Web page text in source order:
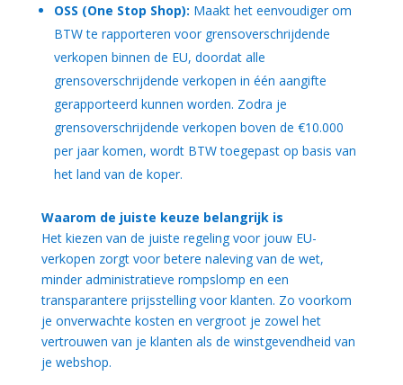
OSS (One Stop Shop): Maakt het eenvoudiger om
BTW te rapporteren voor grensoverschrijdende
verkopen binnen de EU, doordat alle
grensoverschrijdende verkopen in één aangifte
gerapporteerd kunnen worden. Zodra je
grensoverschrijdende verkopen boven de €10.000
per jaar komen, wordt BTW toegepast op basis van
het land van de koper.
Waarom de juiste keuze belangrijk is
Het kiezen van de juiste regeling voor jouw EU-
verkopen zorgt voor betere naleving van de wet,
minder administratieve rompslomp en een
transparantere prijsstelling voor klanten. Zo voorkom
je onverwachte kosten en vergroot je zowel het
vertrouwen van je klanten als de winstgevendheid van
je webshop.